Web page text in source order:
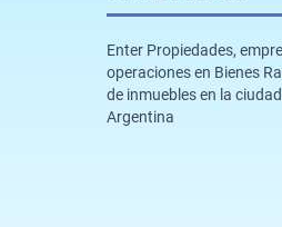
Enter Propiedades,
operaciones en Bienes
de inmuebles en la
Argentina